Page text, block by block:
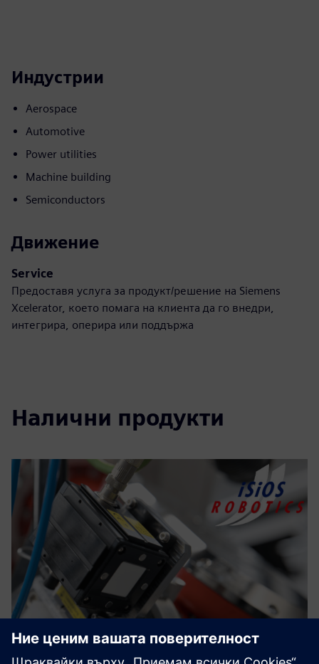
Индустрии
Aerospace
Automotive
Power utilities
Machine building
Semiconductors
Движение
Service
Предоставя услуга за продукт/решение на Siemens
Xcelerator, което помага на клиента да го внедри,
интегрира, оперира или поддържа
Налични продукти